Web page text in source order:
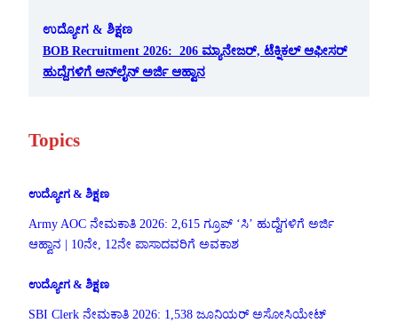
ಉದ್ಯೋಗ & ಶಿಕ್ಷಣ
BOB Recruitment 2026: 206 ಮ್ಯಾನೇಜರ್, ಟೆಕ್ನಿಕಲ್ ಆಫೀಸರ್
ಹುದ್ದೆಗಳಿಗೆ ಆನ್‌ಲೈನ್ ಅರ್ಜಿ ಆಹ್ವಾನ
Topics
ಉದ್ಯೋಗ & ಶಿಕ್ಷಣ
Army AOC ನೇಮಕಾತಿ 2026: 2,615 ಗ್ರೂಪ್ ‘ಸಿ’ ಹುದ್ದೆಗಳಿಗೆ ಅರ್ಜಿ
ಆಹ್ವಾನ | 10ನೇ, 12ನೇ ಪಾಸಾದವರಿಗೆ ಅವಕಾಶ
ಉದ್ಯೋಗ & ಶಿಕ್ಷಣ
SBI Clerk ನೇಮಕಾತಿ 2026: 1,538 ಜೂನಿಯರ್ ಅಸೋಸಿಯೇಟ್